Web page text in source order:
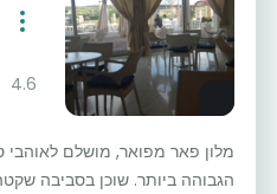
4.6
מלון פאר מפואר, מושלם לאוהבי
הגבוהה ביותר. שוכן בסביבה